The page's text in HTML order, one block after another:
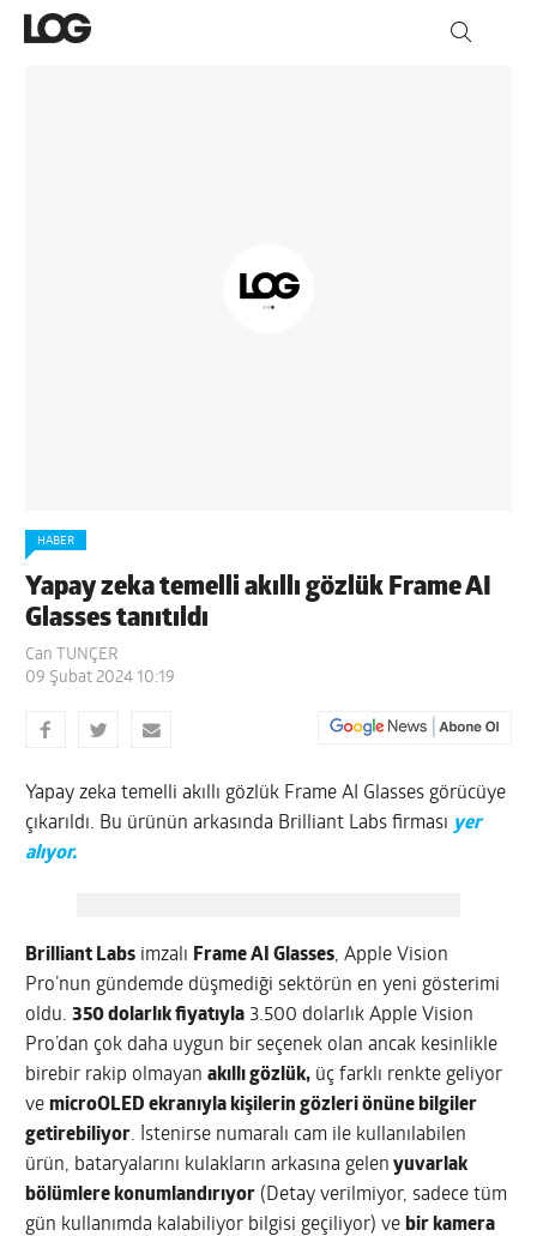
HABER
Yapay zeka temelli akıllı gözlük Frame AI
Glasses tanıtıldı
Can TUNÇER
09 Şubat 2024 10:19
Yapay zeka temelli akıllı gözlük Frame AI Glasses görücüye
çıkarıldı. Bu ürünün arkasında Brilliant Labs firması yer
alıyor.
Brilliant Labs imzalı Frame AI Glasses, Apple Vision
Pro’nun gündemde düşmediği sektörün en yeni gösterimi
oldu.350 dolarlık fiyatıyla 3.500 dolarlık Apple Vision
Pro’dan çok daha uygun bir seçenek olan ancak kesinlikle
birebir rakip olmayanakıllı gözlük, üç farklı renkte geliyor
vemicroOLED ekranıyla kişilerin gözleri önüne bilgiler
getirebiliyor. İstenirse numaralı cam ile kullanılabilen
ürün, bataryalarını kulakların arkasına gelen yuvarlak
bölümlere konumlandırıyor (Detay verilmiyor, sadece tüm
gün kullanımda kalabiliyor bilgisi geçiliyor) ve bir kamera